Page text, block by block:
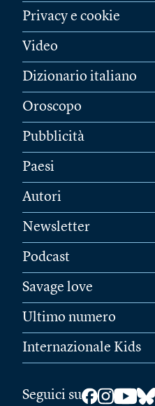
Privacy e cookie
Video
Dizionario italiano
Oroscopo
Pubblicità
Paesi
Autori
Newsletter
Podcast
Savage love
Ultimo numero
Internazionale Kids
Seguici su